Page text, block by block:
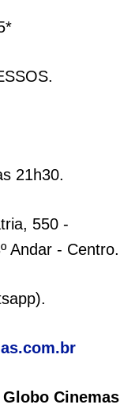
21h30.
550 -
Andar - Centro.
Cinemas